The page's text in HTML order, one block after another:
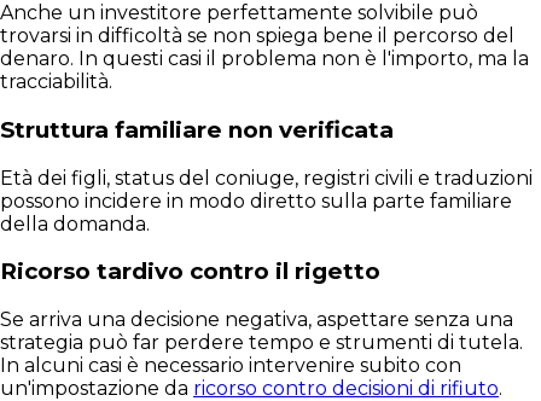
Anche un investitore perfettamente solvibile può
trovarsi in difficoltà se non spiega bene il percorso del
denaro. In questi casi il problema non è l'importo, ma la
tracciabilità.
Struttura familiare non verificata
Età dei figli, status del coniuge, registri civili e traduzioni
possono incidere in modo diretto sulla parte familiare
della domanda.
Ricorso tardivo contro il rigetto
Se arriva una decisione negativa, aspettare senza una
strategia può far perdere tempo e strumenti di tutela.
In alcuni casi è necessario intervenire subito con
un'impostazione da ricorso contro decisioni di rifiuto.